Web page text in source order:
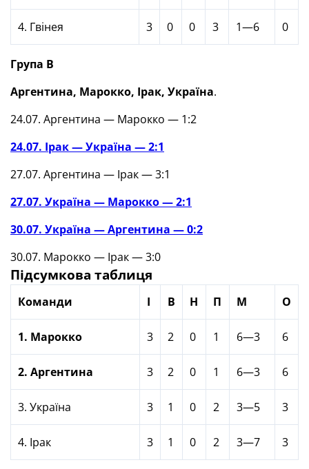
4. Гвінея 3 0 0 3 1—6 0
Група В
Аргентина, Марокко, Ірак, Україна.
24.07. Аргентина — Марокко — 1:2
24.07. Ірак — Україна — 2:1
27.07. Аргентина — Ірак — 3:1
27.07. Україна — Марокко — 2:1
30.07. Україна — Аргентина — 0:2
30.07. Марокко — Ірак — 3:0
Підсумкова таблиця
Команди І В Н П М О
1. Марокко 3 2 0 1 6—3 6
2. Аргентина 3 2 0 1 6—3 6
3. Україна 3 1 0 2 3—5 3
4. Ірак 3 1 0 2 3—7 3